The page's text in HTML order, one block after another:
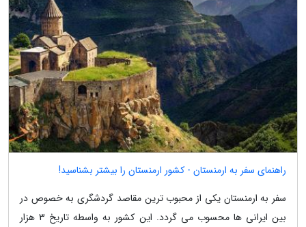
راهنمای سفر به ارمنستان - کشور ارمنستان را بیشتر بشناسید!
سفر به ارمنستان یکی از محبوب ترین مقاصد گردشگری به خصوص در
بین ایرانی ها محسوب می گردد. این کشور به واسطه تاریخ 3 هزار